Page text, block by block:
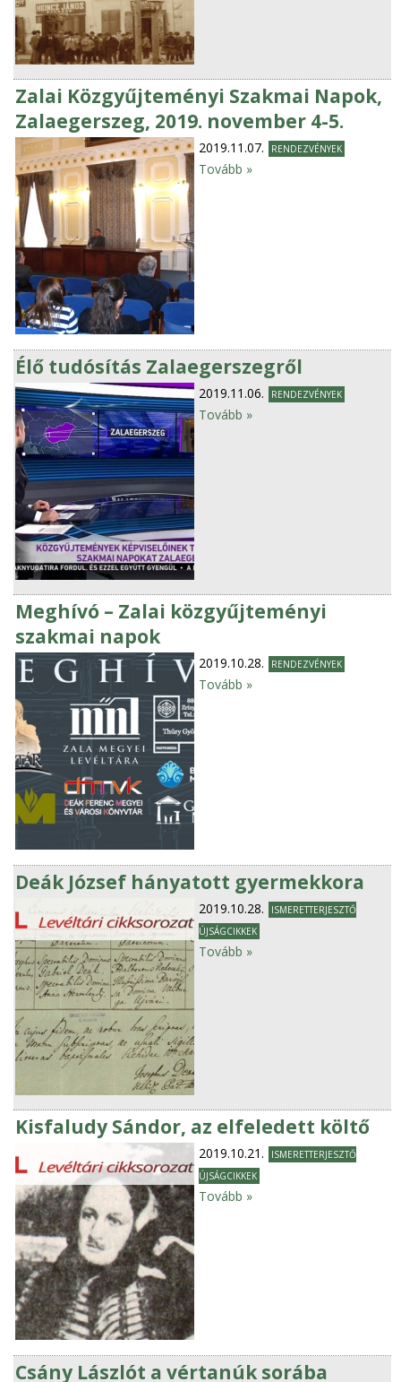
Zalai Közgyűjteményi Szakmai Napok,
Zalaegerszeg, 2019. november 4-5.
2019.11.07. RENDEZVÉNYEK
Tovább »
Élő tudósítás Zalaegerszegről
2019.11.06. RENDEZVÉNYEK
Tovább »
Meghívó – Zalai közgyűjteményi
szakmai napok
2019.10.28. RENDEZVÉNYEK
Tovább »
Deák József hányatott gyermekkora
2019.10.28.
ISMERETTERJESZTŐ
ÚJSÁGCIKKEK
Tovább »
Kisfaludy Sándor, az elfeledett költő
2019.10.21.
ISMERETTERJESZTŐ
ÚJSÁGCIKKEK
Tovább »
Csány Lászlót a vértanúk sorába